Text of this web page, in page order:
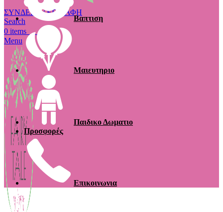
ΣΥΝΔΕΣΗ / ΕΓΓΡΑΦΗ
Search
0 items €0.00
Menu
Βαπτιση
Μαιευτηριο
Παιδικο Δωματιο
Προσφορές
Επικοινωνια